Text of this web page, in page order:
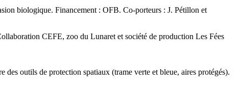
biologique. Financement : OFB. Co-porteurs : J. Pétillon et
CEFE, zoo du Lunaret et société de production Les Fées
outils de protection spatiaux (trame verte et bleue, aires protégés).